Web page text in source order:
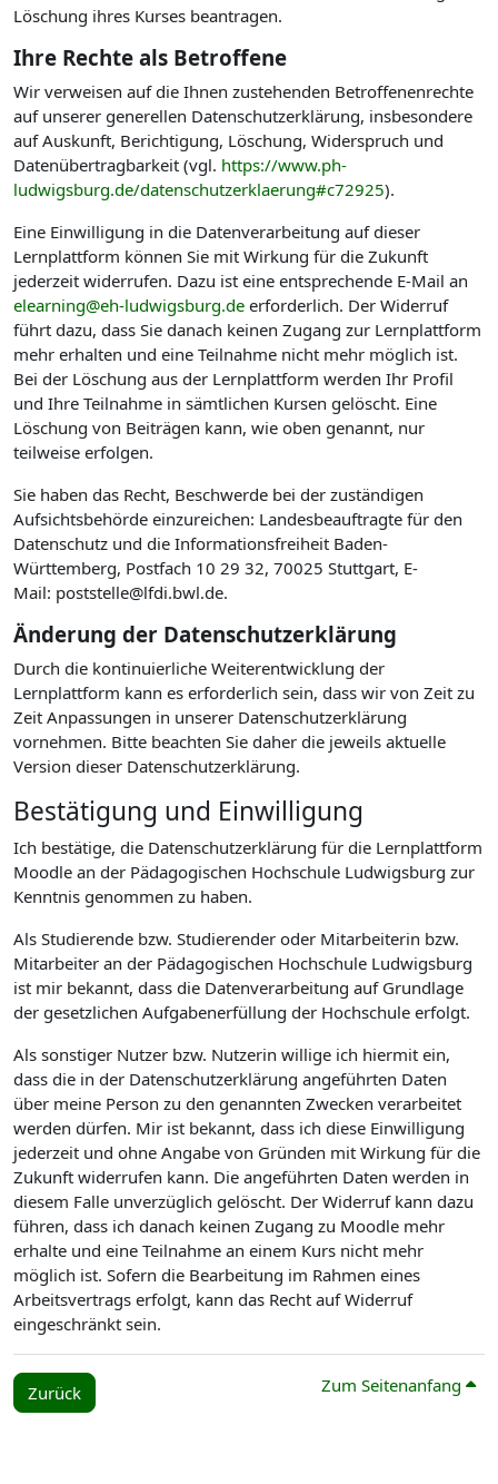
Löschung ihres Kurses beantragen.
Ihre Rechte als Betroffene
Wir verweisen auf die Ihnen zustehenden Betroffenenrechte
auf unserer generellen Datenschutzerklärung, insbesondere
auf Auskunft, Berichtigung, Löschung, Widerspruch und
Datenübertragbarkeit (vgl. https://www.ph-
ludwigsburg.de/datenschutzerklaerung#c72925).
Eine Einwilligung in die Datenverarbeitung auf dieser
Lernplattform können Sie mit Wirkung für die Zukunft
jederzeit widerrufen. Dazu ist eine entsprechende E-Mail an
elearning@eh-ludwigsburg.de erforderlich. Der Widerruf
führt dazu, dass Sie danach keinen Zugang zur Lernplattform
mehr erhalten und eine Teilnahme nicht mehr möglich ist.
Bei der Löschung aus der Lernplattform werden Ihr Profil
und Ihre Teilnahme in sämtlichen Kursen gelöscht. Eine
Löschung von Beiträgen kann, wie oben genannt, nur
teilweise erfolgen.
Sie haben das Recht, Beschwerde bei der zuständigen
Aufsichtsbehörde einzureichen: Landesbeauftragte für den
Datenschutz und die Informationsfreiheit Baden-
Württemberg, Postfach 10 29 32, 70025 Stuttgart, E-
Mail: poststelle@lfdi.bwl.de.
Änderung der Datenschutzerklärung
Durch die kontinuierliche Weiterentwicklung der
Lernplattform kann es erforderlich sein, dass wir von Zeit zu
Zeit Anpassungen in unserer Datenschutzerklärung
vornehmen. Bitte beachten Sie daher die jeweils aktuelle
Version dieser Datenschutzerklärung.
Bestätigung und Einwilligung
Ich bestätige, die Datenschutzerklärung für die Lernplattform
Moodle an der Pädagogischen Hochschule Ludwigsburg zur
Kenntnis genommen zu haben.
Als Studierende bzw. Studierender oder Mitarbeiterin bzw.
Mitarbeiter an der Pädagogischen Hochschule Ludwigsburg
ist mir bekannt, dass die Datenverarbeitung auf Grundlage
der gesetzlichen Aufgabenerfüllung der Hochschule erfolgt.
Als sonstiger Nutzer bzw. Nutzerin willige ich hiermit ein,
dass die in der Datenschutzerklärung angeführten Daten
über meine Person zu den genannten Zwecken verarbeitet
werden dürfen. Mir ist bekannt, dass ich diese Einwilligung
jederzeit und ohne Angabe von Gründen mit Wirkung für die
Zukunft widerrufen kann. Die angeführten Daten werden in
diesem Falle unverzüglich gelöscht. Der Widerruf kann dazu
führen, dass ich danach keinen Zugang zu Moodle mehr
erhalte und eine Teilnahme an einem Kurs nicht mehr
möglich ist. Sofern die Bearbeitung im Rahmen eines
Arbeitsvertrags erfolgt, kann das Recht auf Widerruf
eingeschränkt sein.
Zurück Zum Seitenanfang